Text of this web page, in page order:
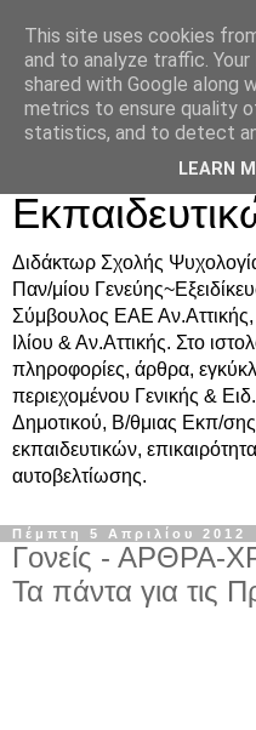
Δρ. Ράνια
Υποστήριξη
Διδάκτωρ Σχολής
Παν/μίου
Σύμβουλος ΕΑΕ
Ιλίου & Αν.Αττικής. Στο
πληροφορίες, άρθρα,
περιεχομένου Γενικής &
Δημοτικού, Β/θμιας Εκπ/
εκπαιδευτικών,
αυτοβελτίωσης.
Πέμπτη 5 Απριλίου 2012
Γονείς - ΑΡΘΡΑ-
Τα πάντα για τις
This site uses cookies
and to analyze traffic.
shared with Google along
metrics to ensure quality
statistics, and to detect
LEARN